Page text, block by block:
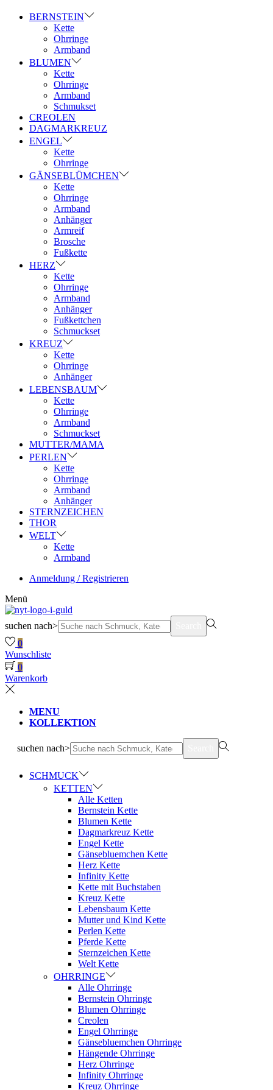
BERNSTEIN
Kette
Ohrringe
Armband
BLUMEN
Kette
Ohrringe
Armband
Schmukset
CREOLEN
DAGMARKREUZ
ENGEL
Kette
Ohrringe
GÄNSEBLÜMCHEN
Kette
Ohrringe
Armband
Anhänger
Armreif
Brosche
Fußkette
HERZ
Kette
Ohrringe
Armband
Anhänger
Fußkettchen
Schmuckset
KREUZ
Kette
Ohrringe
Anhänger
LEBENSBAUM
Kette
Ohrringe
Armband
Schmuckset
MUTTER/MAMA
PERLEN
Kette
Ohrringe
Armband
Anhänger
STERNZEICHEN
THOR
WELT
Kette
Armband
Anmeldung / Registrieren
Menü
suchen nach>
0
Wunschliste
0
Warenkorb
MENU
KOLLEKTION
suchen nach>
SCHMUCK
KETTEN
Alle Ketten
Bernstein Kette
Blumen Kette
Dagmarkreuz Kette
Engel Kette
Gänsebluemchen Kette
Herz Kette
Infinity Kette
Kette mit Buchstaben
Kreuz Kette
Lebensbaum Kette
Mutter und Kind Kette
Perlen Kette
Pferde Kette
Sternzeichen Kette
Welt Kette
OHRRINGE
Alle Ohrringe
Bernstein Ohrringe
Blumen Ohrringe
Creolen
Engel Ohrringe
Gänsebluemchen Ohrringe
Hängende Ohrringe
Herz Ohrringe
Infinity Ohrringe
Kreuz Ohrringe